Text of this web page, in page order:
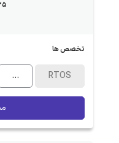
تخصص ها
RTOS
...